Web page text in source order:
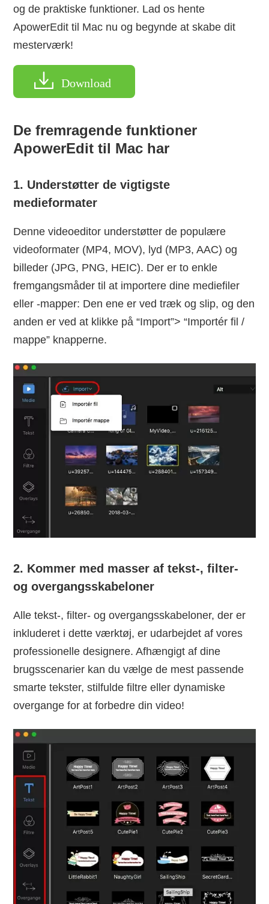
og de praktiske funktioner. Lad os hente
ApowerEdit til Mac nu og begynde at skabe dit
mesterværk!
Download
De fremragende funktioner
ApowerEdit til Mac har
1. Understøtter de vigtigste
medieformater
Denne videoeditor understøtter de populære
videoformater (MP4, MOV), lyd (MP3, AAC) og
billeder (JPG, PNG, HEIC). Der er to enkle
fremgangsmåder til at importere dine mediefiler
eller -mapper: Den ene er ved træk og slip, og den
anden er ved at klikke på “Import”> “Importér fil /
mappe” knapperne.
2. Kommer med masser af tekst-, filter-
og overgangsskabeloner
Alle tekst-, filter- og overgangsskabeloner, der er
inkluderet i dette værktøj, er udarbejdet af vores
professionelle designere. Afhængigt af dine
brugsscenarier kan du vælge de mest passende
smarte tekster, stilfulde filtre eller dynamiske
overgange for at forbedre din video!